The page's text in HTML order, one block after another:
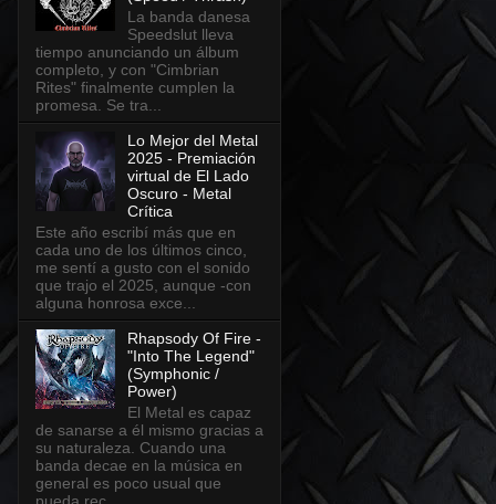
La banda danesa
Speedslut lleva
tiempo anunciando un álbum
completo, y con "Cimbrian
Rites" finalmente cumplen la
promesa. Se tra...
Lo Mejor del Metal
2025 - Premiación
virtual de El Lado
Oscuro - Metal
Crítica
Este año escribí más que en
cada uno de los últimos cinco,
me sentí a gusto con el sonido
que trajo el 2025, aunque -con
alguna honrosa exce...
Rhapsody Of Fire -
"Into The Legend"
(Symphonic /
Power)
El Metal es capaz
de sanarse a él mismo gracias a
su naturaleza. Cuando una
banda decae en la música en
general es poco usual que
pueda rec...